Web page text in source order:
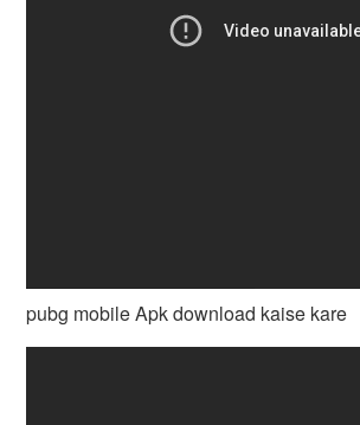
pubg mobile Apk download kaise kare